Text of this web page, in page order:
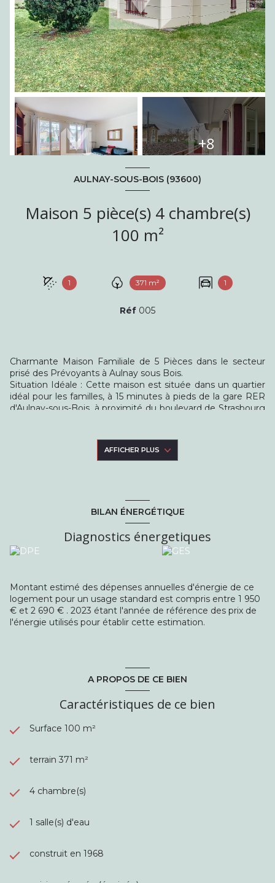
+8
AULNAY-SOUS-BOIS (93600)
Maison 5 pièce(s) 4 chambre(s)
100 m²
1 371 m² 1
Réf 005
Charmante Maison Familiale de 5 Pièces dans le secteur
prisé des Prévoyants à Aulnay sous Bois.
Situation Idéale : Cette maison est située dans un quartier
idéal pour les familles, à 15 minutes à pieds de la gare RER
d'Aulnay-sous-Bois, à proximité du boulevard de Strasbourg
Caractéristiques Principales:
Année de construction : 1968
Rez-de-Chaussée surélevé :
Entrée spacieuse avec de nombreux rangements
WC séparés
Salle d'eau moderne récemment rénovée
Deux chambres, dont une avec mezzanine menant à une
troisième chambre sous mansards et grenier
Rez-de-Jardin :
Caractéristiques supplémentaires :
Ravalement récent
Jardin arboré sans vis-à-vis
Construit par un entrepreneur local d'Aulnay
construite avec soin par des aulnaysiens, pour des
aulnaysiens !
AFFICHER PLUS
BILAN ÉNERGÉTIQUE
Diagnostics énergetiques
Montant estimé des dépenses annuelles d'énergie de ce
logement pour un usage standard est compris entre 1 950
€ et 2 690 € . 2023 étant l'année de référence des prix de
l'énergie utilisés pour établir cette estimation.
A PROPOS DE CE BIEN
Caractéristiques de ce bien
Surface 100 m²
terrain 371 m²
4 chambre(s)
1 salle(s) d'eau
construit en 1968